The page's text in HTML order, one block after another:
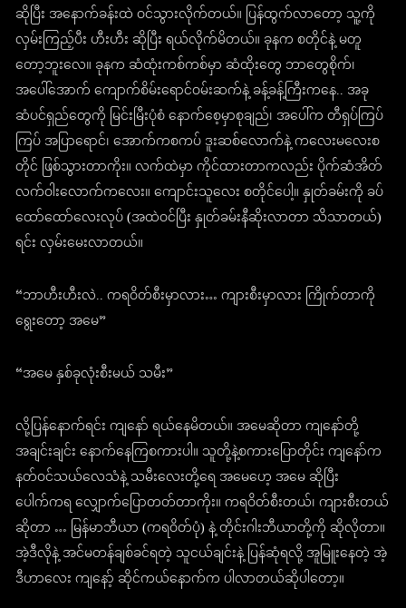
ဆိုပြီး အနောက်ခန်းထဲ ဝင်သွားလိုက်တယ်။ ပြန်ထွက်လာတော့ သူ့ကို
လှမ်းကြည့်ပီး ဟီးဟီး ဆိုပြီး ရယ်လိုက်မိတယ်။ ခုနက စတိုင်နဲ့ မတူ
တော့ဘူးလေ။ ခုနက ဆံထုံးကစ်ကစ်မှာ ဆံထိုးတွေ ဘာတွေစိုက်၊
အပေါ်အောက် ကျောက်စိမ်းရောင်ဝမ်းဆက်နဲ့ ခန့်ခန့်ကြီးကနေ.. အခု
ဆံပင်ရှည်တွေကို မြင်းမြီးပုံစံ နောက်စေ့မှာစုချည်၊ အပေါ်က တီရှပ်ကြပ်
ကြပ် အပြာရောင်၊ အောက်ကစကပ် ဒူးဆစ်လောက်နဲ့ ကလေးမလေးစ
တိုင် ဖြစ်သွားတာကိုး။ လက်ထဲမှာ ကိုင်ထားတာကလည်း ပိုက်ဆံအိတ်
လက်ဝါးလောက်ကလေး။ ကျောင်းသူလေး စတိုင်ပေါ့။ နှုတ်ခမ်းကို ခပ်
ထော်ထော်လေးလုပ် (အထဲဝင်ပြီး နှုတ်ခမ်းနီဆိုးလာတာ သိသာတယ်)
ရင်း လှမ်းမေးလာတယ်။
“ဘာဟီးဟီးလဲ.. ကရဝိတ်စီးမှာလား… ကျားစီးမှာလား ကြိုက်တာကို
ရွေးတော့ အမေ”
“အမေ နှစ်ခုလုံးစီးမယ် သမီး”
လို့ပြန်နောက်ရင်း ကျနော် ရယ်နေမိတယ်။ အမေဆိုတာ ကျနော်တို့
အချင်းချင်း နောက်နေကြစကားပါ။ သူတို့နဲ့စကားပြောတိုင်း ကျနော်က
နတ်ဝင်သယ်လေသံနဲ့ သမီးလေးတို့ရေ အမေဟေ့ အမေ ဆိုပြီး
ပေါက်ကရ လျှောက်ပြောတတ်တာကိုး။ ကရဝိတ်စီးတယ်၊ ကျားစီးတယ်
ဆိုတာ … မြန်မာဘီယာ (ကရဝိတ်ပုံ) နဲ့ တိုင်းဂါးဘီယာတို့ကို ဆိုလိုတာ။
အဲ့ဒီလိုနဲ့ အင်မတန်ချစ်ခင်ရတဲ့ သူငယ်ချင်းနဲ့ ပြန်ဆုံရလို့ အူမြူးနေတဲ့ အဲ့
ဒီဟာလေး ကျနော့် ဆိုင်ကယ်နောက်က ပါလာတယ်ဆိုပါတော့။